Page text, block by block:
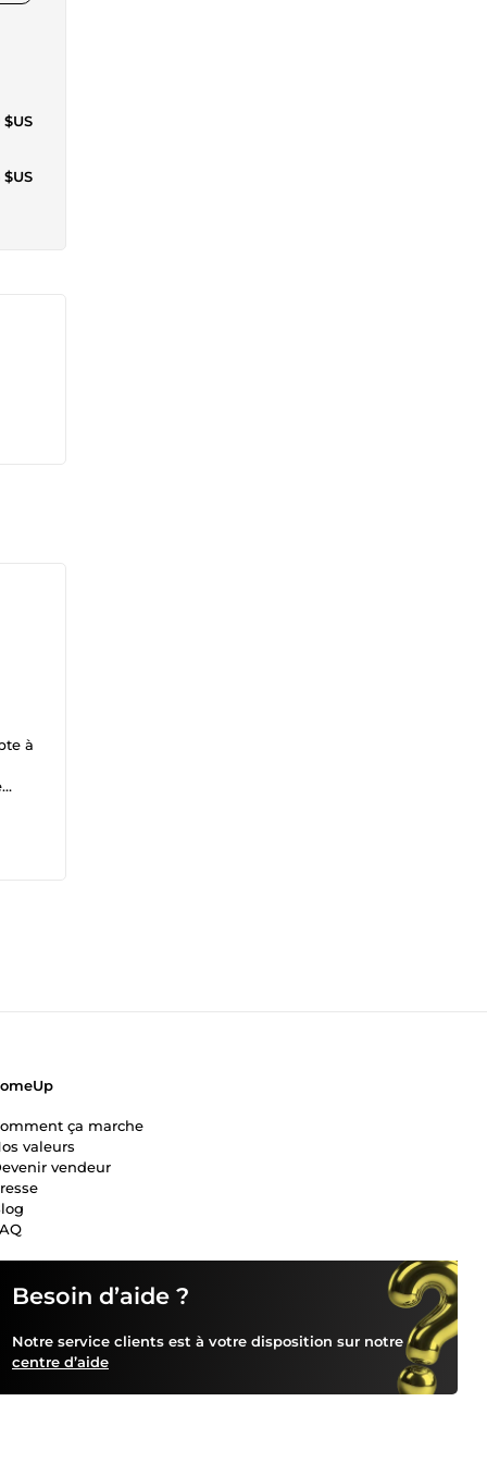
$US
à
Besoin d’aide ?
Notre service clients est à votre disposition sur notre
centre d’aide
ça marche
valeurs
vendeur